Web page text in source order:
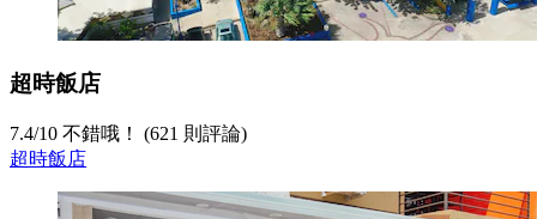
超時飯店
7.4/10 不錯哦！ (621 則評論)
超時飯店